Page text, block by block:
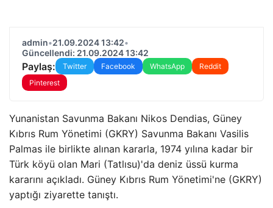
admin•21.09.2024 13:42•
Güncellendi: 21.09.2024 13:42
Paylaş: Twitter Facebook WhatsApp
Reddit
Pinterest
Yunanistan Savunma Bakanı Nikos Dendias, Güney
Kıbrıs Rum Yönetimi (GKRY) Savunma Bakanı Vasilis
Palmas ile birlikte alınan kararla, 1974 yılına kadar bir
Türk köyü olan Mari (Tatlısu)'da deniz üssü kurma
kararını açıkladı. Güney Kıbrıs Rum Yönetimi'ne (GKRY)
yaptığı ziyarette tanıştı.